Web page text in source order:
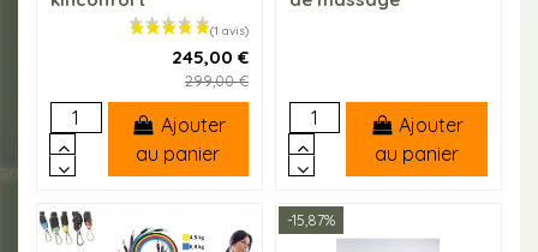
245,00 €
299,00 €
Ajouter
au panier
Ajouter
au panier
-15,87%